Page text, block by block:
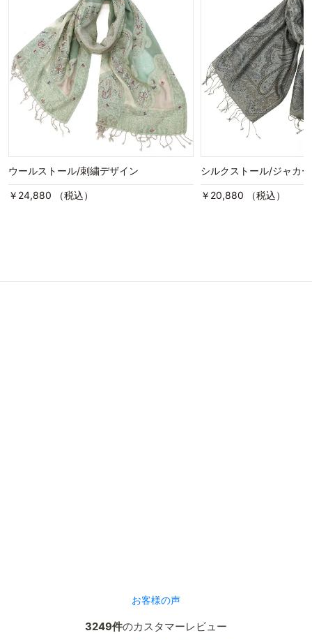
ありがとう！リネンちゃん。
ウールストール/刺繍デザイン
￥24,880 （税込）
シルクストール/ジャカ
￥20,880 （税込）
お客様の声
3249件のカスタマーレビュー